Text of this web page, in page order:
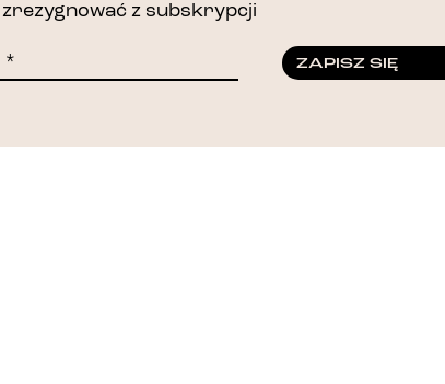
zrezygnować z subskrypcji
ZAPISZ SIĘ